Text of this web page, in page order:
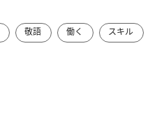
敬語 働く スキル